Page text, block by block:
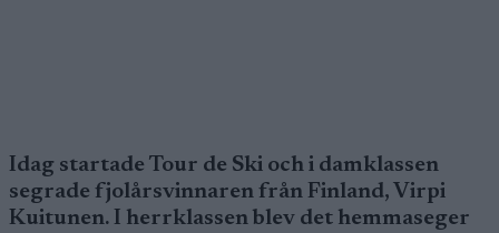
Idag startade Tour de Ski och i damklassen
segrade fjolårsvinnaren från Finland, Virpi
Kuitunen. I herrklassen blev det hemmaseger